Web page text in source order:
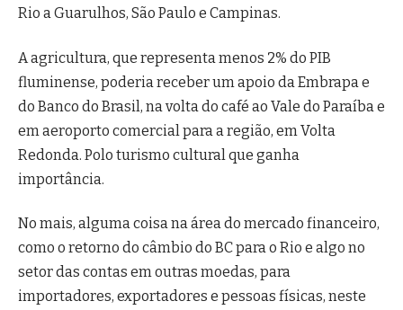
Rio a Guarulhos, São Paulo e Campinas.
A agricultura, que representa menos 2% do PIB
fluminense, poderia receber um apoio da Embrapa e
do Banco do Brasil, na volta do café ao Vale do Paraíba e
em aeroporto comercial para a região, em Volta
Redonda. Polo turismo cultural que ganha
importância.
No mais, alguma coisa na área do mercado financeiro,
como o retorno do câmbio do BC para o Rio e algo no
setor das contas em outras moedas, para
importadores, exportadores e pessoas físicas, neste